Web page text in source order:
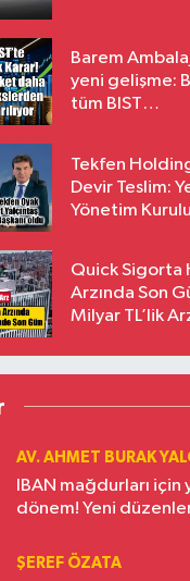
Barem
yeni gelişme:
tüm BIST
Tekfen
Devir Teslim:
Yönetim Kurulu
Quick Sigorta
Arzında Son
Milyar TL’lik
Eriyor
AV. AHMET BURAK
IBAN mağdurları için
dönem! Yeni
ŞEREF ÖZATA